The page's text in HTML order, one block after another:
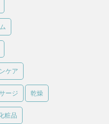
ケア
ージ 乾燥
粧品